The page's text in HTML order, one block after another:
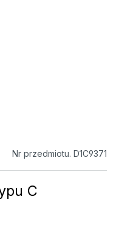
Nr przedmiotu. D1C9371
C